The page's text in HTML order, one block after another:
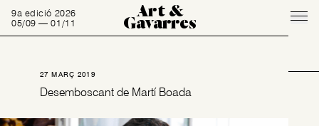
9a edició 2026
05/09 — 01/11
Art &
Gavarres
27 MARÇ 2019
Desemboscant de Martí Boada